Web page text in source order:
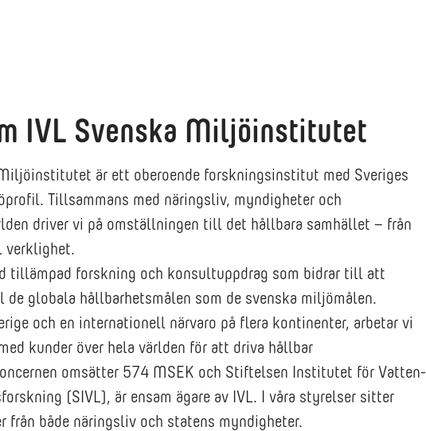
IVL Svenska Miljöinstitutet
är ett oberoende forskningsinstitut med Sveriges
Tillsammans med näringsliv, myndigheter och
driver vi på omställningen till det hållbara samhället – från
verklighet.
tillämpad forskning och konsultuppdrag som bidrar till att
de globala hållbarhetsmålen som de svenska miljömålen.
och en internationell närvaro på flera kontinenter, arbetar vi
kunder över hela världen för att driva hållbar
omsätter 574 MSEK och Stiftelsen Institutet för Vatten-
(SIVL), är ensam ägare av IVL. I våra styrelser sitter
från både näringsliv och statens myndigheter.